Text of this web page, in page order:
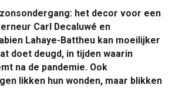
het decor voor een
Carl Decaluwé en
Lahaye-Battheu kan moeilijker
doet deugd, in tijden waarin
na de pandemie. Ook
likken hun wonden, maar blikken